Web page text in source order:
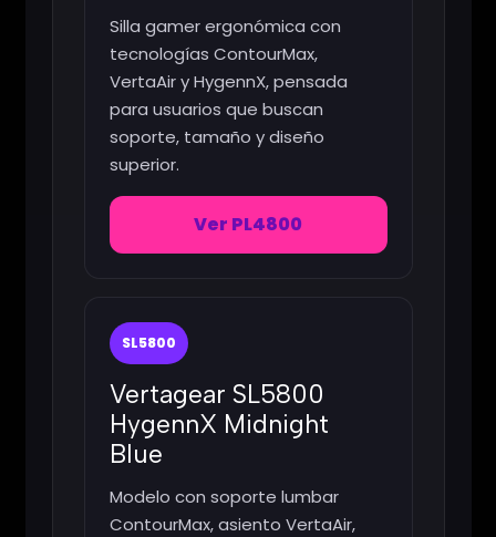
Silla gamer ergonómica con
tecnologías ContourMax,
VertaAir y HygennX, pensada
para usuarios que buscan
soporte, tamaño y diseño
superior.
Ver PL4800
SL5800
Vertagear SL5800
HygennX Midnight
Blue
Modelo con soporte lumbar
ContourMax, asiento VertaAir,